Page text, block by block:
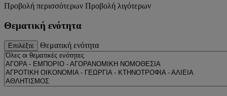
Προβολή περισσότερων Προβολή λιγότερων
Θεματική ενότητα
Επιλέξτε Θεματική ενότητα